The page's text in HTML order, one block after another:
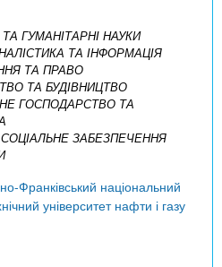
ГУМАНІТАРНІ НАУКИ
ТА ІНФОРМАЦІЯ
ТА ПРАВО
ТА БУДІВНИЦТВО
ГОСПОДАРСТВО ТА
ЗАБЕЗПЕЧЕННЯ
Франківський національний
університет нафти і газу